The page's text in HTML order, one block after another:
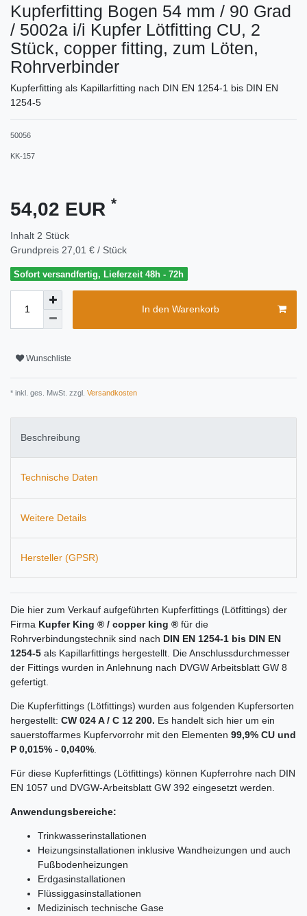
Kupferfitting Bogen 54 mm / 90 Grad
/ 5002a i/i Kupfer Lötfitting CU, 2
Stück, copper fitting, zum Löten,
Rohrverbinder
Kupferfitting als Kapillarfitting nach DIN EN 1254-1 bis DIN EN
1254-5
50056
KK-157
54,02 EUR *
Inhalt 2 Stück
Grundpreis 27,01 € / Stück
Sofort versandfertig, Lieferzeit 48h - 72h
In den Warenkorb
Wunschliste
* inkl. ges. MwSt. zzgl. Versandkosten
Beschreibung
Technische Daten
Weitere Details
Hersteller (GPSR)
Die hier zum Verkauf aufgeführten Kupferfittings (Lötfittings) der
Firma Kupfer King ® / copper king ® für die
Rohrverbindungstechnik sind nach DIN EN 1254-1 bis DIN EN
1254-5 als Kapillarfittings hergestellt. Die Anschlussdurchmesser
der Fittings wurden in Anlehnung nach DVGW Arbeitsblatt GW 8
gefertigt.
Die Kupferfittings (Lötfittings) wurden aus folgenden Kupfersorten
hergestellt: CW 024 A / C 12 200. Es handelt sich hier um ein
sauerstoffarmes Kupfervorrohr mit den Elementen 99,9% CU und
P 0,015% - 0,040%.
Für diese Kupferfittings (Lötfittings) können Kupferrohre nach DIN
EN 1057 und DVGW-Arbeitsblatt GW 392 eingesetzt werden.
Anwendungsbereiche:
Trinkwasserinstallationen
Heizungsinstallationen inklusive Wandheizungen und auch
Fußbodenheizungen
Erdgasinstallationen
Flüssiggasinstallationen
Medizinisch technische Gase